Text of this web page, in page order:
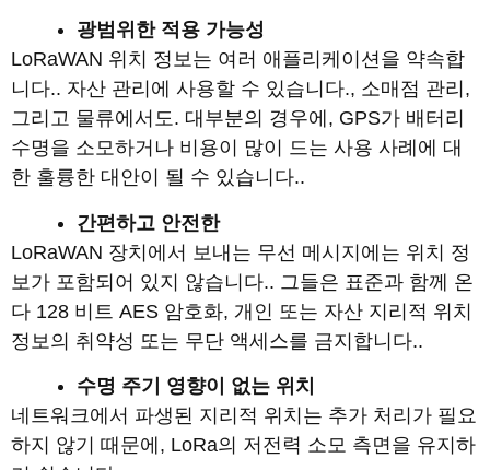
광범위한 적용 가능성
LoRaWAN 위치 정보는 여러 애플리케이션을 약속합
니다.. 자산 관리에 사용할 수 있습니다., 소매점 관리,
그리고 물류에서도. 대부분의 경우에, GPS가 배터리
수명을 소모하거나 비용이 많이 드는 사용 사례에 대
한 훌륭한 대안이 될 수 있습니다..
간편하고 안전한
LoRaWAN 장치에서 보내는 무선 메시지에는 위치 정
보가 포함되어 있지 않습니다.. 그들은 표준과 함께 온
다 128 비트 AES 암호화, 개인 또는 자산 지리적 위치
정보의 취약성 또는 무단 액세스를 금지합니다..
수명 주기 영향이 없는 위치
네트워크에서 파생된 지리적 위치는 추가 처리가 필요
하지 않기 때문에, LoRa의 저전력 소모 측면을 유지하